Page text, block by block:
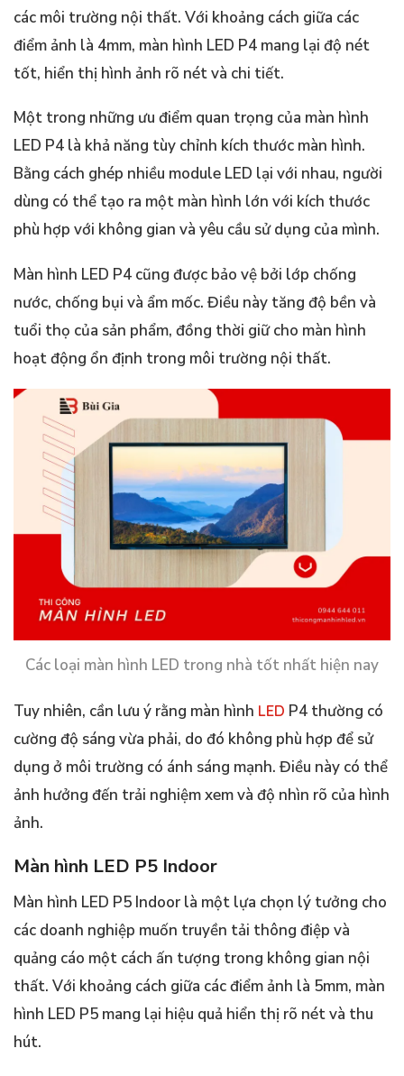
các môi trường nội thất. Với khoảng cách giữa các
điểm ảnh là 4mm, màn hình LED P4 mang lại độ nét
tốt, hiển thị hình ảnh rõ nét và chi tiết.
Một trong những ưu điểm quan trọng của màn hình
LED P4 là khả năng tùy chỉnh kích thước màn hình.
Bằng cách ghép nhiều module LED lại với nhau, người
dùng có thể tạo ra một màn hình lớn với kích thước
phù hợp với không gian và yêu cầu sử dụng của mình.
Màn hình LED P4 cũng được bảo vệ bởi lớp chống
nước, chống bụi và ẩm mốc. Điều này tăng độ bền và
tuổi thọ của sản phẩm, đồng thời giữ cho màn hình
hoạt động ổn định trong môi trường nội thất.
Các loại màn hình LED trong nhà tốt nhất hiện nay
Tuy nhiên, cần lưu ý rằng màn hình LED P4 thường có
cường độ sáng vừa phải, do đó không phù hợp để sử
dụng ở môi trường có ánh sáng mạnh. Điều này có thể
ảnh hưởng đến trải nghiệm xem và độ nhìn rõ của hình
ảnh.
Màn hình LED P5 Indoor
Màn hình LED P5 Indoor là một lựa chọn lý tưởng cho
các doanh nghiệp muốn truyền tải thông điệp và
quảng cáo một cách ấn tượng trong không gian nội
thất. Với khoảng cách giữa các điểm ảnh là 5mm, màn
hình LED P5 mang lại hiệu quả hiển thị rõ nét và thu
hút.